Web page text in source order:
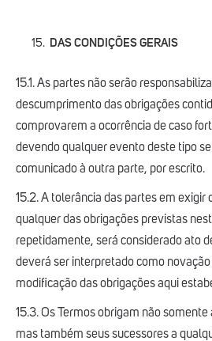
DAS CONDIÇÕES GERAIS
15.1. As partes não serão
descumprimento das obrigações
comprovarem a ocorrência de caso
devendo qualquer evento deste tipo
comunicado à outra parte, por escrito.
15.2. A tolerância das partes em exigir
qualquer das obrigações previstas
repetidamente, será considerado ato
deverá ser interpretado como
modificação das obrigações aqui
15.3. Os Termos obrigam não
mas também seus sucessores a